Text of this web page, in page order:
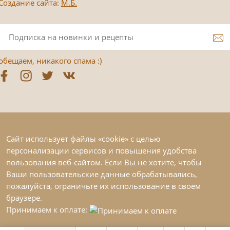
сайта: М.Б.
никакого спама :)
Сайт использует файлы «cookie» с целью
персонализации сервисов и повышения удобства
пользования веб-сайтом. Если Вы не хотите, чтобы
Ваши пользовательские данные обрабатывались,
пожалуйста, ограничьте их использование в своём
браузере.
Принимаем к оплате: